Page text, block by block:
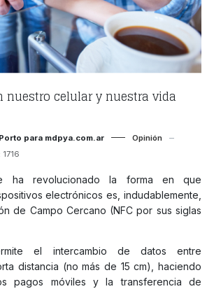
nuestro celular y nuestra vida
para mdpya.com.ar
Opinión
ha revolucionado la forma en que
electrónicos es, indudablemente,
de Campo Cercano (NFC por sus siglas
el intercambio de datos entre
distancia (no más de 15 cm), haciendo
pagos móviles y la transferencia de